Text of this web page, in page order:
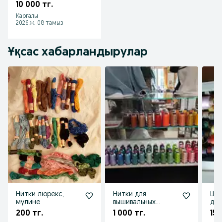
самоочистки
10 000 тг.
Каргалы
2026 ж. 08 тамыз
Ұқсас хабарландырулар
Нитки люрекс,
мулине
200 тг.
Нитки для
вышивальных
машин
1 000 тг.